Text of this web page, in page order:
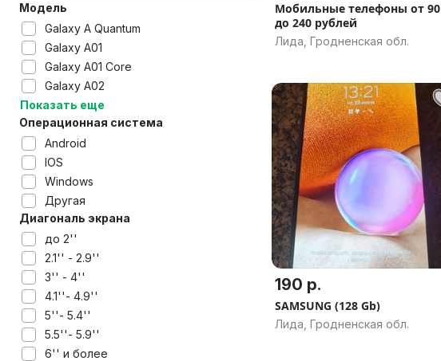
Модель
Galaxy A Quantum
Galaxy A01
Galaxy A01 Core
Galaxy A02
Показать еще
Операционная система
Android
IOS
Windows
Другая
Диагональ экрана
до 2''
2.1'' - 2.9''
3'' - 4''
4.1''- 4.9''
5''- 5.4''
5.5''- 5.9''
6'' и более
Мобильные телефоны от 90
до 240 рублей
Лида, Гродненская обл.
190 р.
SAMSUNG (128 Gb)
Лида, Гродненская обл.